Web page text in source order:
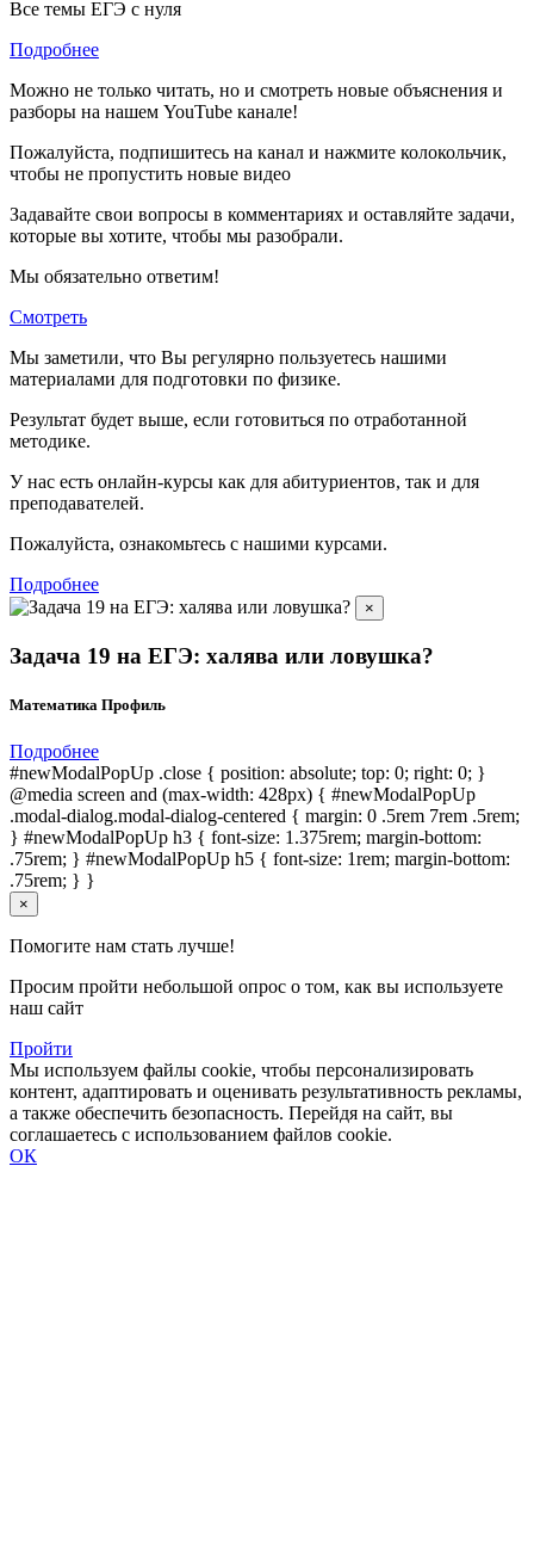
Все темы ЕГЭ с нуля
Подробнее
Можно не только читать, но и смотреть новые объяснения и
разборы на нашем YouTube канале!
Пожалуйста, подпишитесь на канал и нажмите колокольчик,
чтобы не пропустить новые видео
Задавайте свои вопросы в комментариях и оставляйте задачи,
которые вы хотите, чтобы мы разобрали.
Мы обязательно ответим!
Смотреть
Мы заметили, что Вы регулярно пользуетесь нашими
материалами для подготовки по физике.
Результат будет выше, если готовиться по отработанной
методике.
У нас есть онлайн-курсы как для абитуриентов, так и для
преподавателей.
Пожалуйста, ознакомьтесь с нашими курсами.
Подробнее
×
Задача 19 на ЕГЭ: халява или ловушка?
Математика Профиль
Подробнее
#newModalPopUp .close { position: absolute; top: 0; right: 0; }
@media screen and (max-width: 428px) { #newModalPopUp
.modal-dialog.modal-dialog-centered { margin: 0 .5rem 7rem .5rem;
} #newModalPopUp h3 { font-size: 1.375rem; margin-bottom:
.75rem; } #newModalPopUp h5 { font-size: 1rem; margin-bottom:
.75rem; } }
×
Помогите нам стать лучше!
Просим пройти небольшой опрос о том, как вы используете
наш сайт
Пройти
Мы используем файлы cookie, чтобы персонализировать
контент, адаптировать и оценивать результативность рекламы,
а также обеспечить безопасность. Перейдя на сайт, вы
соглашаетесь с использованием файлов cookie.
ОК